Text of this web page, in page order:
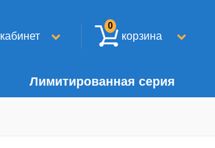
кабинет корзина
0
Лимитированная серия